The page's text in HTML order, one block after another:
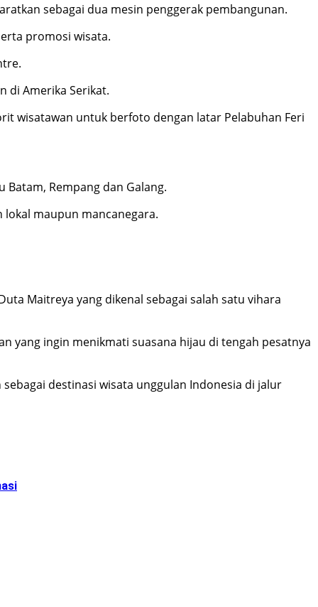
sebagai dua mesin penggerak pembangunan.
promosi wisata.
di Amerika Serikat.
wisatawan untuk berfoto dengan latar Pelabuhan Feri
Rempang dan Galang.
lokal maupun mancanegara.
Maitreya yang dikenal sebagai salah satu vihara
yang ingin menikmati suasana hijau di tengah pesatnya
destinasi wisata unggulan Indonesia di jalur